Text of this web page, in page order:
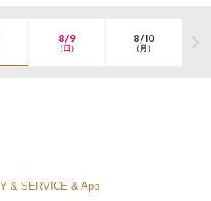
8/9
（日）
8/10
（月）
& SERVICE & App